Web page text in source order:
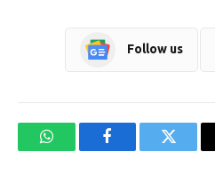
Follow us
WhatsAppFacebookTwitter